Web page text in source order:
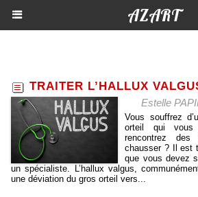
AZART
TRAITER L’HALLUX
Estelle
Vous souffrez
orteil qui
rencontrez des
chausser ? Il est
que vous devez
un spécialiste. L’hallux valgus,
une déviation du gros orteil vers...